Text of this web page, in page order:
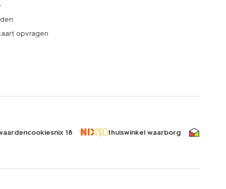
opvragen
cookiesnix 18 thuiswinkel waarborg